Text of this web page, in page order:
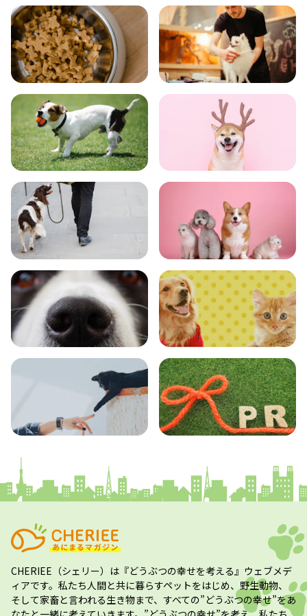
飼い方 健康
食事 お手入れ
トレーニング グッズ
おでかけ 図鑑
エンタメ クイズ
CHERIEE（シェリー） は『どうぶつの幸せを考える』ウェブメデ
ィアです。私たち人間と共に暮らすペットをはじめ、野生動物、
そして家畜と言われる生き物まで、すべての”どうぶつの幸せ”をあ